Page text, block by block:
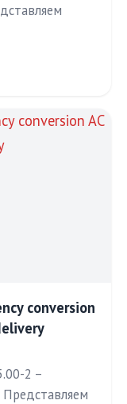
conversion
2 –